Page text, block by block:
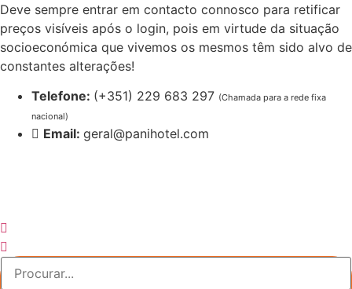
Pular
para
o
conteúdo
Deve sempre entrar em contacto connosco para retificar
preços visíveis após o login, pois em virtude da situação
socioeconómica que vivemos os mesmos têm sido alvo de
constantes alterações!
Telefone: (+351) 229 683 297 (Chamada para a rede fixa
nacional)
Email: geral@panihotel.com